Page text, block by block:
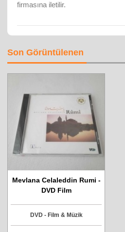
firmasına iletilir.
Son Görüntülenen
Mevlana Celaleddin Rumi -
DVD Film
DVD - Film & Müzik